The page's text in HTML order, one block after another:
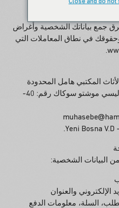
جمع بياناتك الشخصية وأغراض
وحقوقك في نطاق المعاملات التي
المكتبي هامل المحدودة
العنوان: ينيبوسنا ميركيز ماهاليسي موشتو سوكاك رقم: 40-
من البيانات الشخصية:
الإلكتروني والعنوان
السلة، معلومات الدفع